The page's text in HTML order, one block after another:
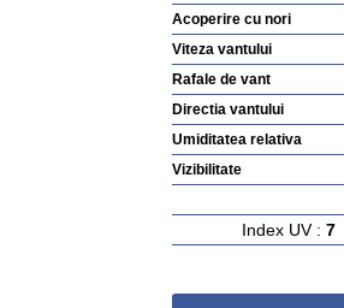
Acoperire cu nori
Viteza vantului
Rafale de vant
Directia vantului
Umiditatea relativa
Vizibilitate
Index UV : 7